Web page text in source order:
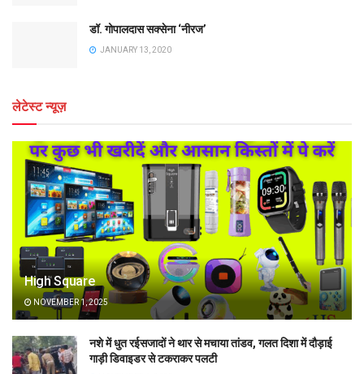
डॉ. गोपालदास सक्सेना ‘नीरज’
JANUARY 13, 2020
लेटेस्ट न्यूज़
High Square
NOVEMBER 1, 2025
नशे में धुत रईसजादों ने थार से मचाया तांडव, गलत दिशा में दौड़ाई
गाड़ी डिवाइडर से टकराकर पलटी